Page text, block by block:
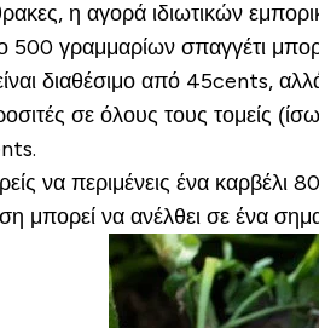
η αγορά ιδιωτικών
500 γραμμαρίων σπαγγέτι
διαθέσιμο από 45cents,
σε όλους τους τομείς
να περιμένεις ένα καρβέλι
μπορεί να ανέλθει σε ένα